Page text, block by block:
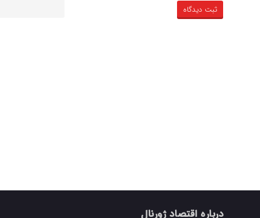
درباره اقتصاد ژورنال